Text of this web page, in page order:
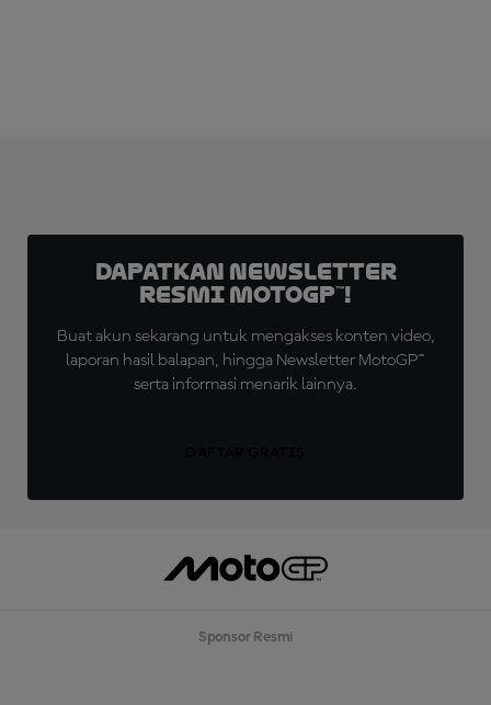
Dapatkan Newsletter
Resmi MotoGP™!
Buat akun sekarang untuk mengakses konten video,
laporan hasil balapan, hingga Newsletter MotoGP™
serta informasi menarik lainnya.
Sponsor Resmi